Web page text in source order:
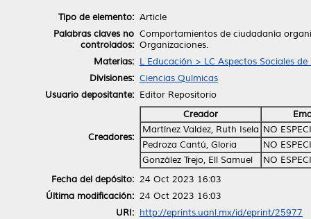
Tipo de elemento: Article
Palabras claves no
controlados:
Comportamientos de ciudadanía
Organizaciones.
Materias: L Educación > LC Aspectos Sociales
Divisiones: Ciencias Químicas
Usuario depositante: Editor Repositorio
Creadores:
Creador
Martínez Valdez, Ruth Isela NO
Pedroza Cantú, Gloria
NO
González Trejo, Elí Samuel
NO
Fecha del depósito: 24 Oct 2023 16:03
Última modificación: 24 Oct 2023 16:03
URI: http://eprints.uanl.mx/id/eprint/25977